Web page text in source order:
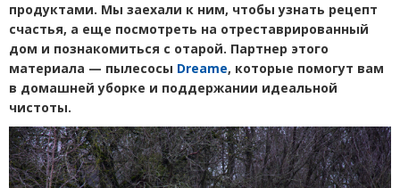
продуктами. Мы заехали к ним, чтобы узнать рецепт
счастья, а еще посмотреть на отреставрированный
дом и познакомиться с отарой. Партнер этого
материала — пылесосы Dreame, которые помогут вам
в домашней уборке и поддержании идеальной
чистоты.